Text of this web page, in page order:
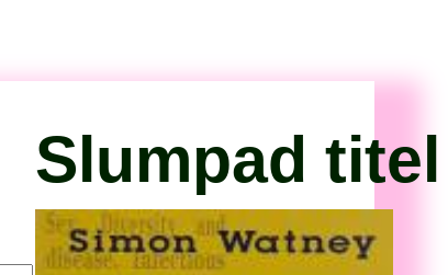
Slumpad titel